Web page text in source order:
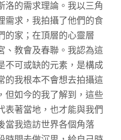
洛的需求理論。我以三角
需求，我拍攝了他們的食
家；在頂層的心靈層
、教會及春聯。我認為這
不可或缺的元素，是構成
的我根本不會想去拍攝這
但如今的我了解到，這些
表著當地，也才能與我們
當我造訪世界各個角落